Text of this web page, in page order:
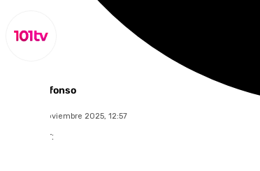
Miguel Alfonso
lunes, 24 noviembre 2025, 12:57
Compartir: